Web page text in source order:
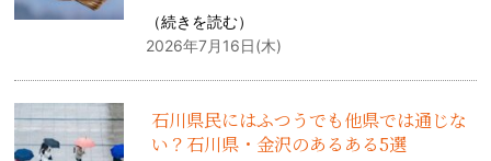
（続きを読む）
2026年7月16日(木)
石川県民にはふつうでも他県では通じな
い？石川県・金沢のあるある5選